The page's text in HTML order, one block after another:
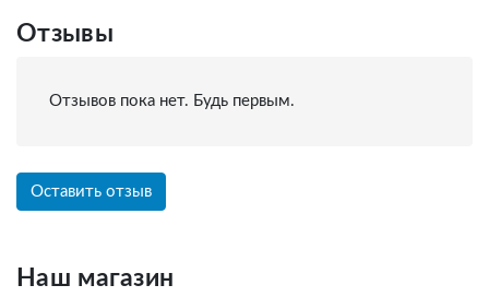
Отзывы
Отзывов пока нет. Будь первым.
Оставить отзыв
Наш магазин